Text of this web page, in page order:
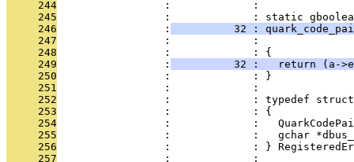
     244
                 :             :
     245
:             : static
     246
                 :
32 :
     247
:             :
     248
                 :             : {
     249
                 :
32 :   return (a-
     250
                 :             : }
     251
                 :             :
     252
                 :             : typedef struct
     253
                 :             : {
     254
:             :
     255
:             :   gchar
     256
:             : }
     257
                 :             :